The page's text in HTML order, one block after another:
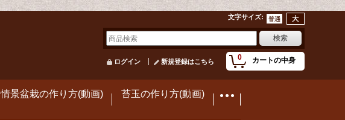
文字サイズ:
0 カートの中身
ログイン 新規登録はこちら
情景盆栽の作り方(動画) 苔玉の作り方(動画)